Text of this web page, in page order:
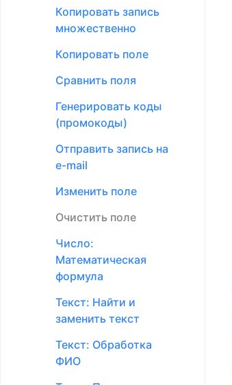
форматирование
Маски ввода
Пользователи
Поиск
Режим отображения в
настройках полей
Календарь
редактирование
записей
Копировать запись
множественно
Копировать поле
Сравнить поля
Генерировать коды
(промокоды)
Отправить запись на
e-mail
Изменить поле
Очистить поле
Число:
Математическая
формула
Текст: Найти и
заменить текст
Текст: Обработка
ФИО